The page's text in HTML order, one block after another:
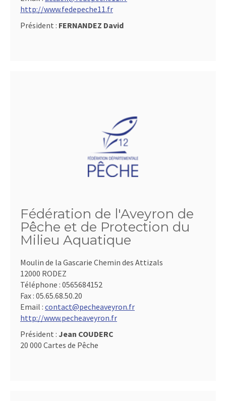
http://www.fedepeche11.fr
Président : FERNANDEZ David
Fédération de l'Aveyron de
Pêche et de Protection du
Milieu Aquatique
Moulin de la Gascarie Chemin des Attizals
12000 RODEZ
Téléphone : 0565684152
Fax : 05.65.68.50.20
Email : contact@pecheaveyron.fr
http://www.pecheaveyron.fr
Président : Jean COUDERC
20 000 Cartes de Pêche